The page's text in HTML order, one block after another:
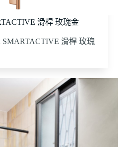
滑桿 玫瑰金
滑桿 玫瑰